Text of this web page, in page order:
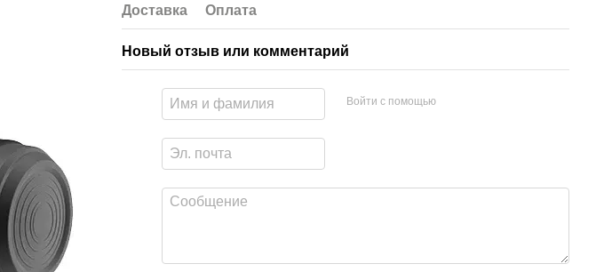
Доставка Оплата
Новый отзыв или комментарий
Войти с помощью